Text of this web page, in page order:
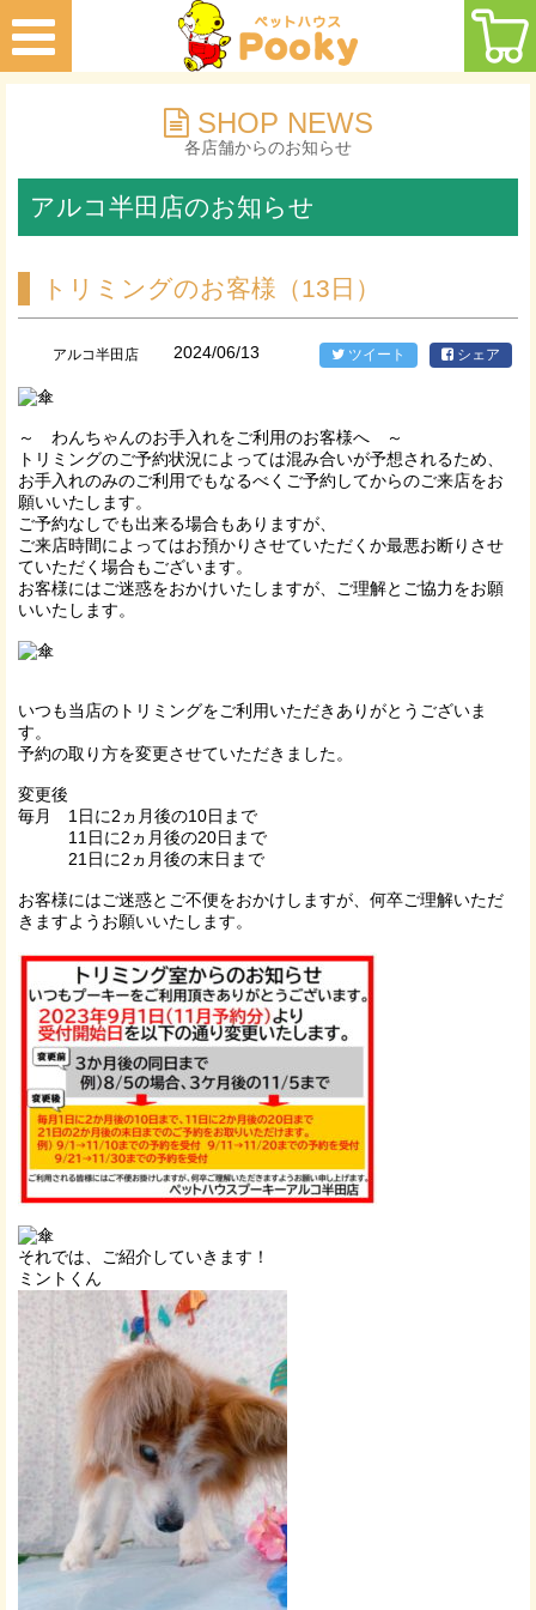
SHOP NEWS
各店舗からのお知らせ
アルコ半田店のお知らせ
トリミングのお客様（13日）
アルコ半田店 2024/06/13 ツイート シェア
～ わんちゃんのお手入れをご利用のお客様へ ～
トリミングのご予約状況によっては混み合いが予想されるため、
お手入れのみのご利用でもなるべくご予約してからのご来店をお
願いいたします。
ご予約なしでも出来る場合もありますが、
ご来店時間によってはお預かりさせていただくか最悪お断りさせ
ていただく場合もございます。
お客様にはご迷惑をおかけいたしますが、ご理解とご協力をお願
いいたします。
いつも当店のトリミングをご利用いただきありがとうございま
す。
予約の取り方を変更させていただきました。
変更後
毎月 1日に2ヵ月後の10日まで
11日に2ヵ月後の20日まで
21日に2ヵ月後の末日まで
お客様にはご迷惑とご不便をおかけしますが、何卒ご理解いただ
きますようお願いいたします。
それでは、ご紹介していきます！
ミントくん